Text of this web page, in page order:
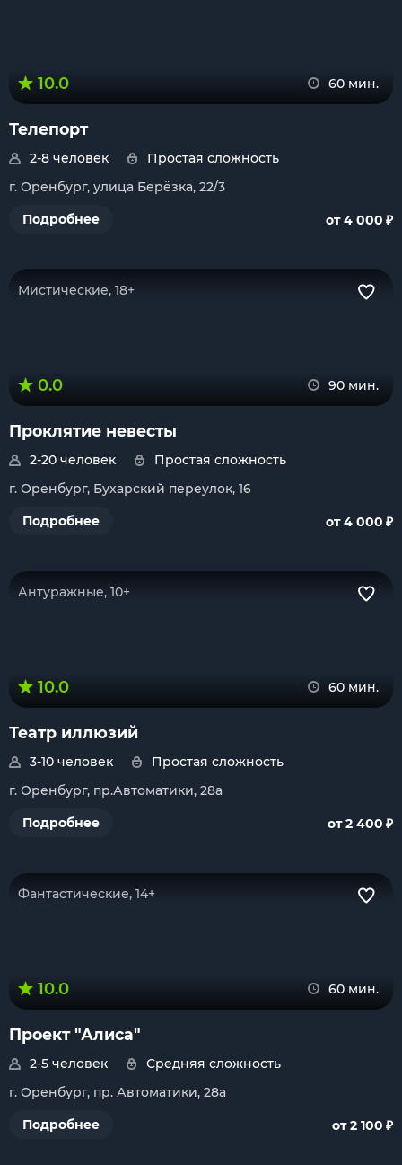
10.0 60 мин.
Телепорт
2-8 человек
Простая сложность
г. Оренбург, улица Берёзка, 22/3
Подробнее
от 4 000 ₽
Мистические, 18+
0.0 90 мин.
Проклятие невесты
2-20 человек
Простая сложность
г. Оренбург, Бухарский переулок, 16
Подробнее
от 4 000 ₽
Антуражные, 10+
10.0 60 мин.
Театр иллюзий
3-10 человек
Простая сложность
г. Оренбург, пр.Автоматики, 28а
Подробнее
от 2 400 ₽
Фантастические, 14+
10.0 60 мин.
Проект "Алиса"
2-5 человек
Средняя сложность
г. Оренбург, пр. Автоматики, 28а
Подробнее
от 2 100 ₽